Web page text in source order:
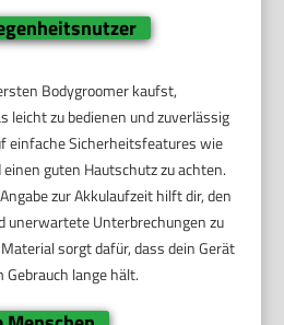
Bodygroomer kaufst,
leicht zu bedienen und zuverlässig
einfache Sicherheitsfeatures wie
guten Hautschutz zu achten.
zur Akkulaufzeit hilft dir, den
unerwartete Unterbrechungen zu
sorgt dafür, dass dein Gerät
lange hält.